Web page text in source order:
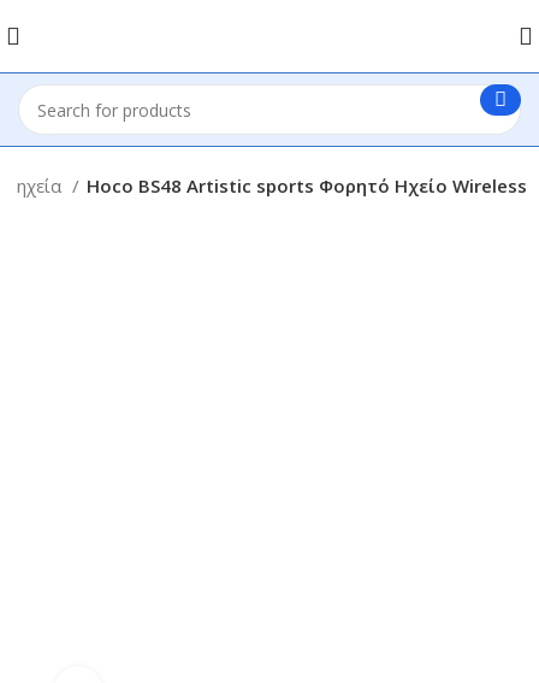
ηχεία Hoco BS48 Artistic sports Φορητό Ηχείο Wireless